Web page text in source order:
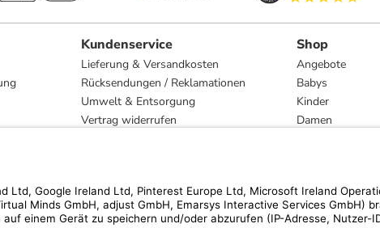
Kundenservice
Lieferung & Versandkosten
Rücksendungen / Reklamationen
Umwelt & Entsorgung
Vertrag widerrufen
Shop
Angebote
Babys
Kinder
Damen
Marken